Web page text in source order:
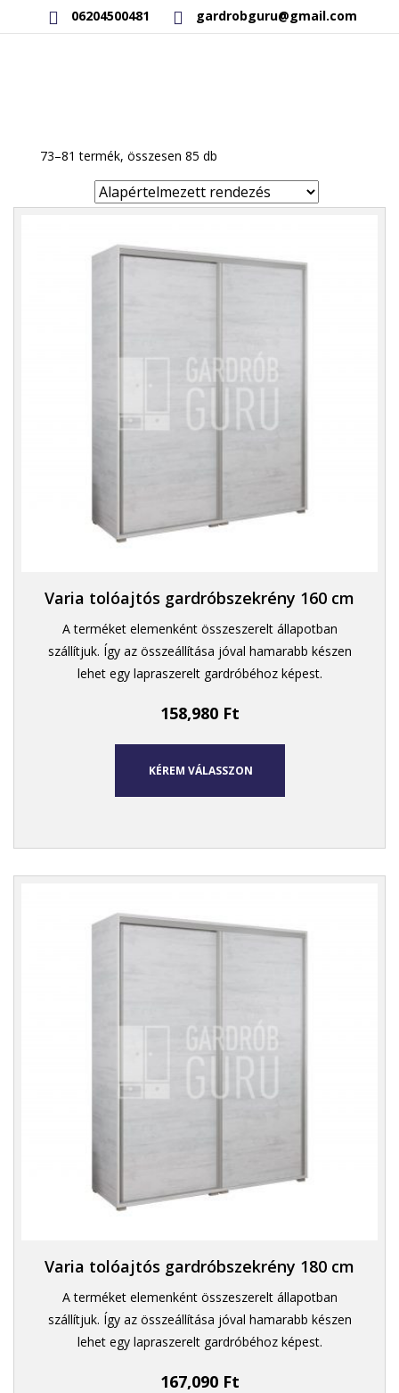
06204500481 gardrobguru@gmail.com
SAJÁT GYÁRTÁSÚ TERMÉKEK
KAPCSOLAT
73–81 termék, összesen 85 db
Varia tolóajtós gardróbszekrény 160 cm
A terméket elemenként összeszerelt állapotban
szállítjuk. Így az összeállítása jóval hamarabb készen
lehet egy lapraszerelt gardróbéhoz képest.
158,980 Ft
KÉREM VÁLASSZON
Varia tolóajtós gardróbszekrény 180 cm
A terméket elemenként összeszerelt állapotban
szállítjuk. Így az összeállítása jóval hamarabb készen
lehet egy lapraszerelt gardróbéhoz képest.
167,090 Ft